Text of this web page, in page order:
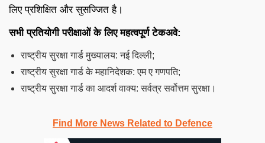
लिए प्रशिक्षित और सुसज्जित है।
सभी प्रतियोगी परीक्षाओं के लिए महत्वपूर्ण टेकअवे:
राष्ट्रीय सुरक्षा गार्ड मुख्यालय: नई दिल्ली;
राष्ट्रीय सुरक्षा गार्ड के महानिदेशक: एम ए गणपति;
राष्ट्रीय सुरक्षा गार्ड का आदर्श वाक्य: सर्वत्र सर्वोत्तम सुरक्षा।
Find More News Related to Defence